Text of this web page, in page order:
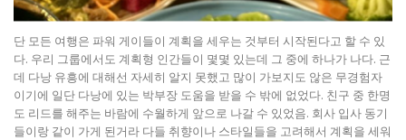
단 모든 여행은 파워 게이들이 계획을 세우는 것부터 시작된다고 할 수 있
다. 우리 그룹에서도 계획형 인간들이 몇몇 있는데 그 중에 하나가 나다. 근
데 다낭 유흥에 대해선 자세히 알지 못했고 많이 가보지도 않은 무경험자
이기에 일단 다낭에 있는 박부장 도움을 받을 수 밖에 없었다. 친구 중 한명
도 리드를 해주는 바람에 수월하게 앞으로 나갈 수 있었음. 회사 입사 동기
들이랑 같이 가게 된거라 다들 취향이나 스타일들을 고려해서 계획을 세워